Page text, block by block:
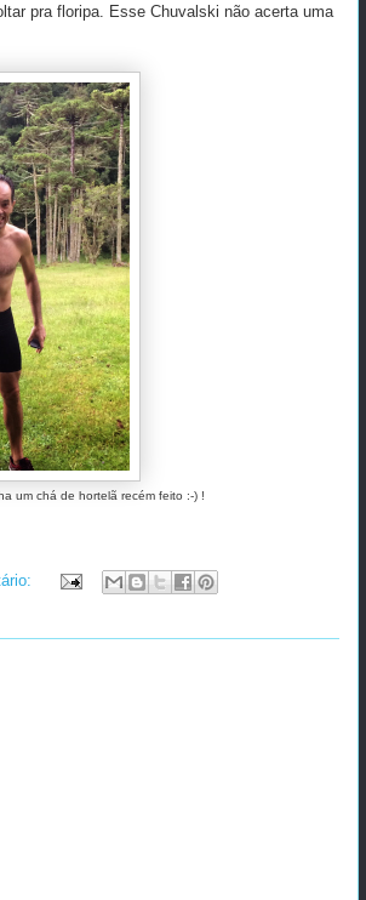
pra floripa. Esse Chuvalski não acerta uma
um chá de hortelã recém feito :-) !